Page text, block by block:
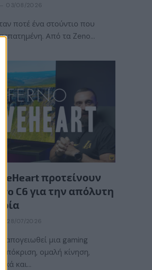
03/08/2026
ποτέ ένα στούντιο που
Από τα Zeno…
προτείνουν
evo C6 για την απόλυτη
28/07/2026
απογειωθεί μια gaming
ομαλή κίνηση,
και…